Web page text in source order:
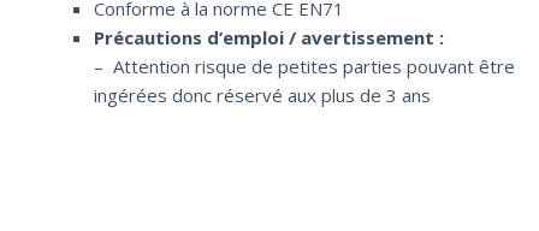
Conforme à la norme CE EN71
Précautions d’emploi / avertissement :
– Attention risque de petites parties pouvant être
ingérées donc réservé aux plus de 3 ans